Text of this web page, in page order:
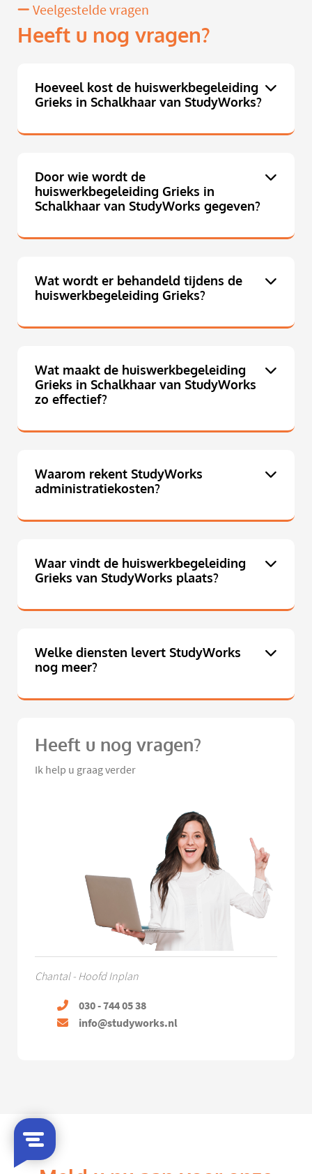
Veelgestelde vragen
Heeft u nog vragen?
Hoeveel kost de huiswerkbegeleiding
Grieks in Schalkhaar van StudyWorks?
Door wie wordt de
huiswerkbegeleiding Grieks in
Schalkhaar van StudyWorks gegeven?
Wat wordt er behandeld tijdens de
huiswerkbegeleiding Grieks?
Wat maakt de huiswerkbegeleiding
Grieks in Schalkhaar van StudyWorks
zo effectief?
Waarom rekent StudyWorks
administratiekosten?
Waar vindt de huiswerkbegeleiding
Grieks van StudyWorks plaats?
Welke diensten levert StudyWorks
nog meer?
Heeft u nog vragen?
Ik help u graag verder
Chantal - Hoofd Inplan
030 - 744 05 38
info@studyworks.nl